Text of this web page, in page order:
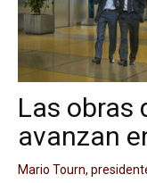
Las obras
avanzan
Mario Tourn,